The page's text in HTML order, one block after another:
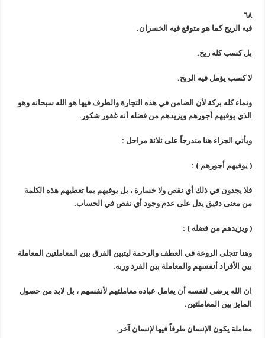
٦٨
فيه الربح كما هو متوقع فيه الخسران.
بل كسب كله ربح.
لا كسب يؤمل فيه الربح.
ونماء كله بركة لأن الضامن في هذه التجارة والطرف فيها هو الله سبحانه وهو
الذي يوفيهم أجورهم ويزيدهم من فضله أنه غفور شكور.
ويأتي الجزاء هنا متدرجاً على ثلاثة مراحل :
( يوفيهم أجورهم)
:
فلا يجدون في ذلك أي نقص ولا خسارة ، بل يوفيهم بما تعطيهم هذه الكلمة
من معنى دقيق يدل على عدم وجود أي نقص في الحساب.
( ويزيدهم من فضله)
:
وهنا تتجلى الروعة في العطف والرحمة ليتبين الفرق بين المعاملتين المعاملة
بين الأفراد أنفسهم والمعاملة بين الفرد وربه.
ان الله يرضى لنفسه أن يعامل عباده معاملتهم لأنفسهم ، بل لابد من حصول
المايز بين المعاملتين.
معاملة يكون الإنسان طرفاً فيها لإنسان آخر.